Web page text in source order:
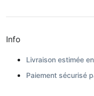
Info
Livraison estimée
Paiement sécurisé